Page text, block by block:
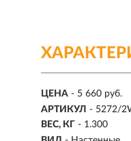
ЦЕНА - 5 660 руб.
АРТИКУЛ - 5272/
ВЕС, КГ - 1.300